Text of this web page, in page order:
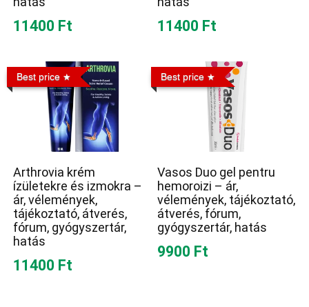
11400 Ft 11400 Ft
Best price
Arthrovia krém
ízületekre és izmokra –
ár, vélemények,
tájékoztató, átverés,
fórum, gyógyszertár,
hatás
11400 Ft
Best price
Vasos Duo gel pentru
hemoroizi – ár,
vélemények, tájékoztató,
átverés, fórum,
gyógyszertár, hatás
9900 Ft